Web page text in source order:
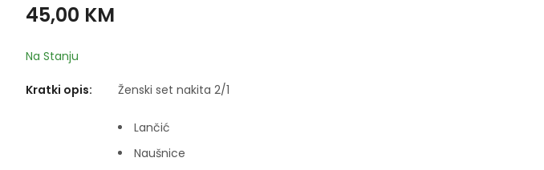
45,00 KM
Na Stanju
Kratki opis: Ženski set nakita 2/1
Lančić
Naušnice